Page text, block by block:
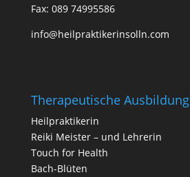
Fax: 089 74995586
info@heilpraktikerinsolln.com
Therapeutische Ausbildung
Heilpraktikerin
Reiki Meister – und Lehrerin
Touch for Health
Bach-Blüten